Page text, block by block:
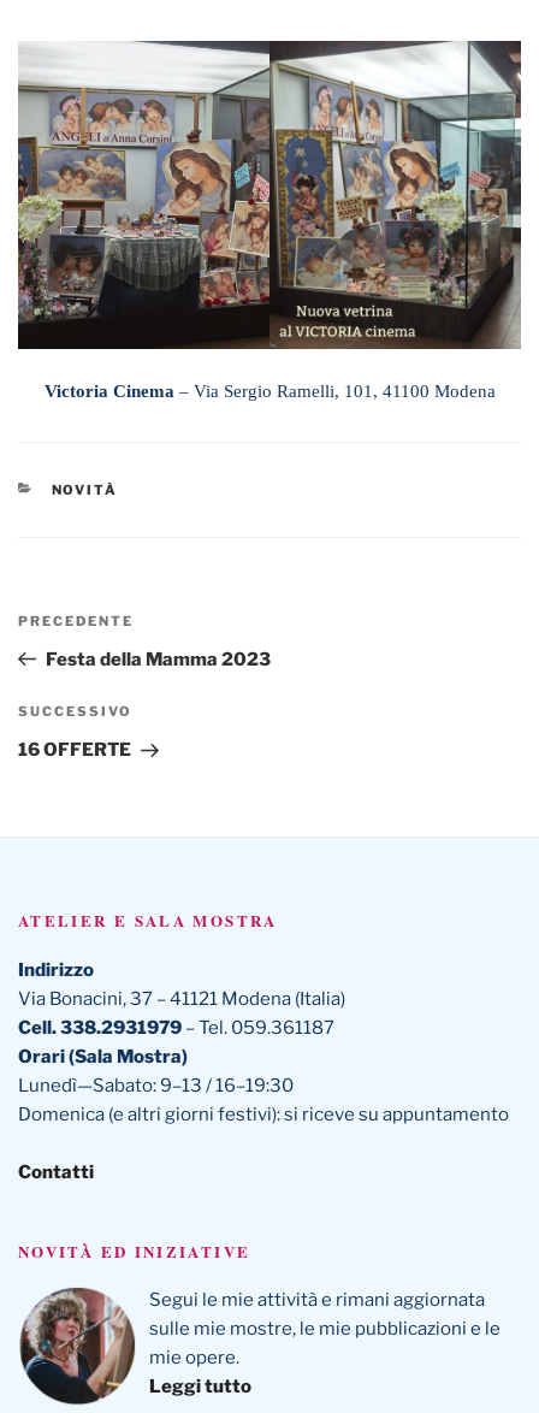
Victoria Cinema – Via Sergio Ramelli, 101, 41100 Modena
CATEGORIE
NOVITÀ
Articolo
precedente:
PRECEDENTE
Festa della Mamma 2023
Articolo
successivo
SUCCESSIVO
16 OFFERTE
ATELIER E SALA MOSTRA
Indirizzo
Via Bonacini, 37 – 41121 Modena (Italia)
Cell. 338.2931979 – Tel. 059.361187
Orari (Sala Mostra)
Lunedì—Sabato: 9–13 / 16–19:30
Domenica (e altri giorni festivi): si riceve su appuntamento
Contatti
NOVITÀ ED INIZIATIVE
Segui le mie attività e rimani aggiornata
sulle mie mostre, le mie pubblicazioni e le
mie opere.
Leggi tutto